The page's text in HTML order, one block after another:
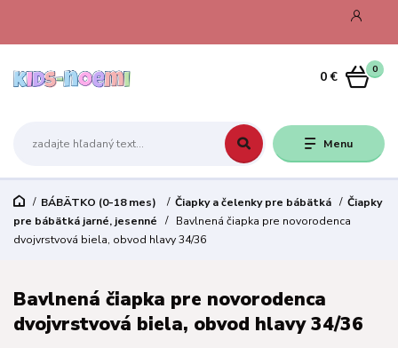
Menu
0
0 €
BÁBÄTKO (0-18 mes) Čiapky a čelenky pre bábätká
Čiapky
pre bábätká jarné, jesenné
Bavlnená čiapka pre novorodenca
dvojvrstvová biela, obvod hlavy 34/36
Bavlnená čiapka pre novorodenca
dvojvrstvová biela, obvod hlavy 34/36